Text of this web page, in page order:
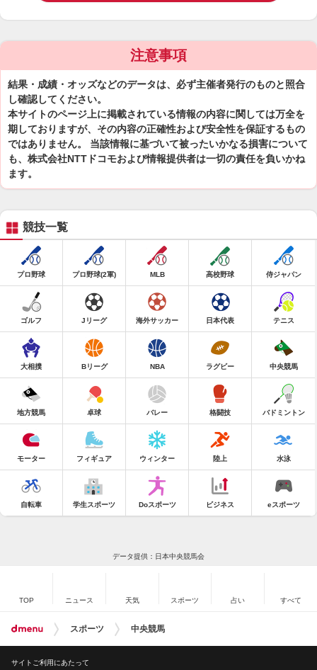
注意事項
結果・成績・オッズなどのデータは、必ず主催者発行のものと照合
し確認してください。
本サイトのページ上に掲載されている情報の内容に関しては万全を
期しておりますが、その内容の正確性および安全性を保証するもの
ではありません。 当該情報に基づいて被ったいかなる損害について
も、株式会社NTTドコモおよび情報提供者は一切の責任を負いかね
ます。
競技一覧
プロ野球 プロ野球(2軍) MLB 高校野球 侍ジャパン
ゴルフ Jリーグ 海外サッカー 日本代表 テニス
大相撲 Bリーグ NBA ラグビー 中央競馬
地方競馬 卓球 バレー 格闘技 バドミントン
モーター フィギュア ウィンター 陸上 水泳
自転車 学生スポーツ Doスポーツ ビジネス eスポーツ
データ提供：日本中央競馬会
TOP ニュース 天気 スポーツ 占い すべて
スポーツ 中央競馬
サイトご利用にあたって